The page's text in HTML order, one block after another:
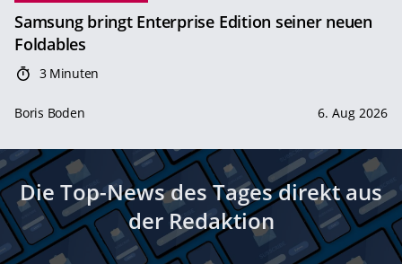
Samsung bringt Enterprise Edition seiner neuen
Foldables
3 Minuten
Boris Boden 6. Aug 2026
Die Top-News des Tages direkt aus
der Redaktion